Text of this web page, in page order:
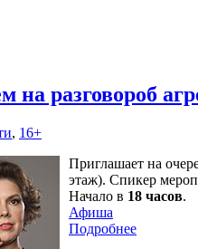
на разговороб
, 16+
Приглашает на
этаж). Спикер
Начало в 18 часов.
Афиша
Подробнее